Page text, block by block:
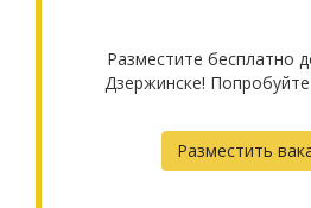
Разместите бесплатно
Дзержинске!
Разместить